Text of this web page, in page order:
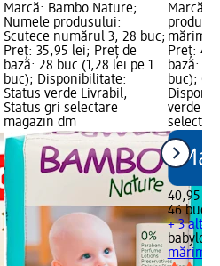
Marcă: Bambo Nature;
Numele produsului:
Scutece numărul 3, 28 buc;
Preț: 35,95 lei; Preț de
bază: 28 buc (1,28 lei pe 1
buc); Disponibilitate:
Status verde Livrabil,
Status gri selectare
magazin dm
Marcă:
Preț:
bază:
buc);
verde
40,95 lei
46 buc
+ 3 alte
babylove